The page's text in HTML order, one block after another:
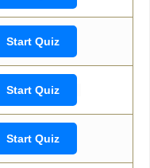
Start Quiz
Start Quiz
Start Quiz